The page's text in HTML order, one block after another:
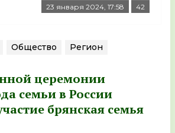
23 января 2024, 17:58 42
Общество Регион
церемонии
семьи в России
брянская семья